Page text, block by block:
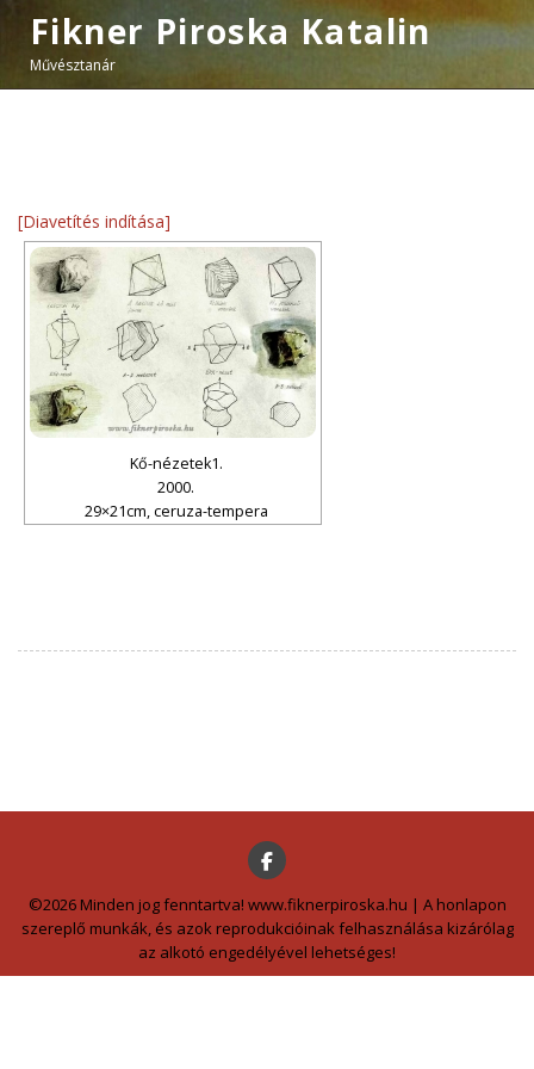
Fikner Piroska Katalin
Művésztanár
[Diavetítés indítása]
Kő-nézetek1.
2000.
29×21cm, ceruza-tempera
©2026 Minden jog fenntartva! www.fiknerpiroska.hu | A honlapon
szereplő munkák, és azok reprodukcióinak felhasználása kizárólag
az alkotó engedélyével lehetséges!